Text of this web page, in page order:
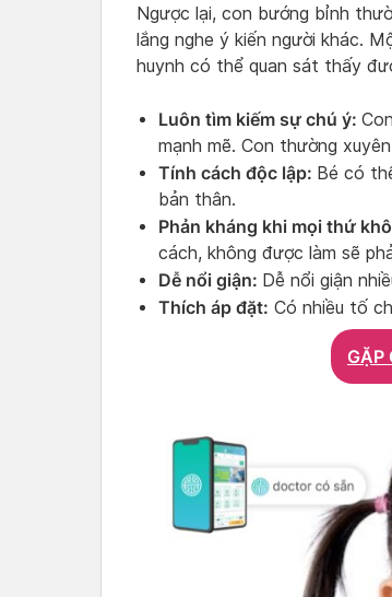
Ngược lại, con bướng bỉnh
lắng nghe ý kiến người khác.
huynh có thể quan sát thấy
Luôn tìm kiếm sự chú ý:
mạnh mẽ. Con thường
Tính cách độc lập: Bé có
bản thân.
Phản kháng khi mọi thứ
cách, không được làm sẽ
Dễ nổi giận: Dễ nổi giận
Thích áp đặt: Có nhiều tố
GẶP